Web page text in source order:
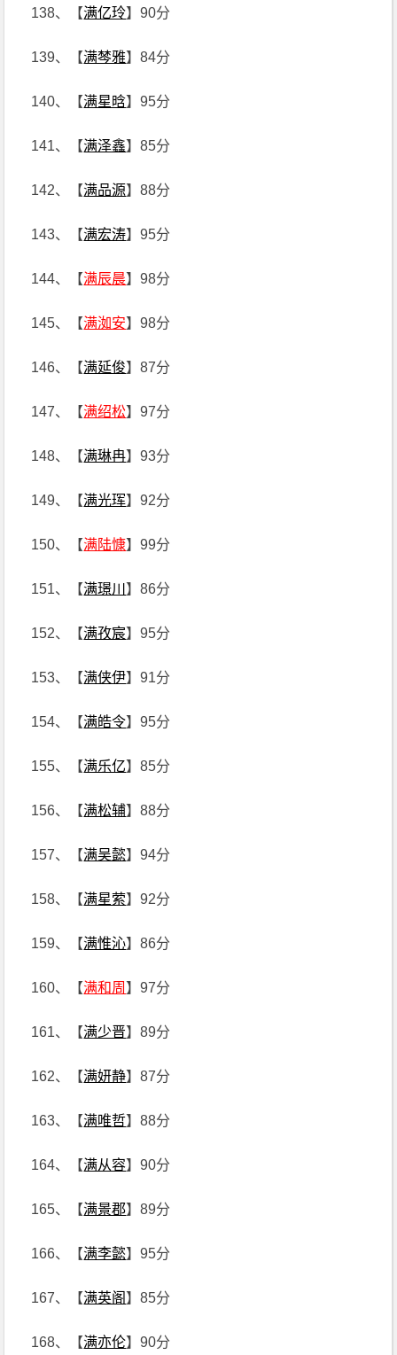
138、【满亿玲】90分
139、【满棽雅】84分
140、【满星晗】95分
141、【满泽鑫】85分
142、【满品源】88分
143、【满宏涛】95分
144、【满辰晨】98分
145、【满洳安】98分
146、【满延俊】87分
147、【满绍松】97分
148、【满琳冉】93分
149、【满光珲】92分
150、【满陆慷】99分
151、【满璟川 】86分
152、【满孜宸】95分
153、【满侠伊】91分
154、【满皓令】95分
155、【满乐亿】85分
156、【满松辅】88分
157、【满吴懿】94分
158、【满星萦】92分
159、【满惟沁】86分
160、【满和周 】97分
161、【满少晋】89分
162、【满妍静】87分
163、【满唯哲】88分
164、【满从容】90分
165、【满景郡】89分
166、【满李懿】95分
167、【满英阁 】85分
168、【满亦伦】90分